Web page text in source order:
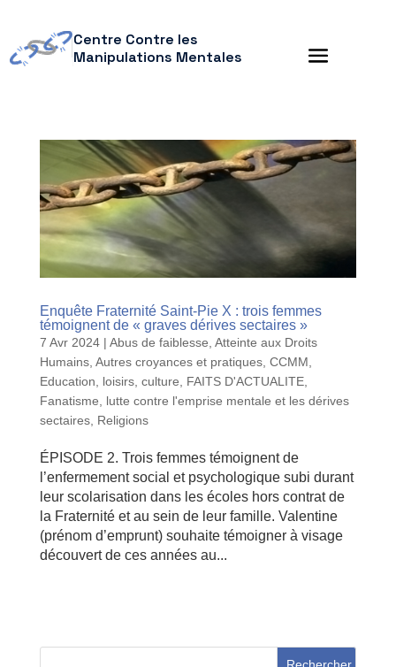
Centre Contre les
Manipulations Mentales
Enquête Fraternité Saint-Pie X : trois femmes
témoignent de « graves dérives sectaires »
7 Avr 2024| Abus de faiblesse Atteinte aux Droits
Humains, Autres croyances et pratiques, CCMM
Education, loisirs, culture
FAITS D'ACTUALITE,
Fanatisme
lutte contre l'emprise mentale et les dérives
sectaires, Religions
ÉPISODE 2. Trois femmes témoignent de
l’enfermement social et psychologique subi durant
leur scolarisation dans les écoles hors contrat de
la Fraternité et au sein de leur famille. Valentine
(prénom d’emprunt) souhaite témoigner à visage
découvert de ces années au...